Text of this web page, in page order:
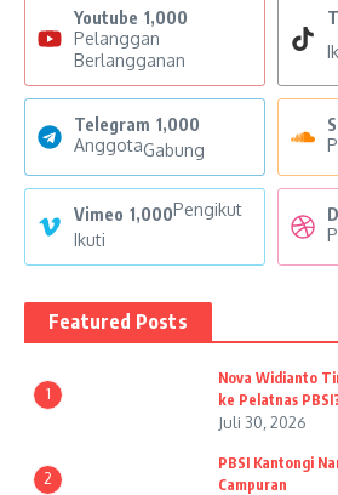
Youtube 1,000
Pelanggan
Berlangganan
Telegram 1,000
AnggotaGabung
Vimeo 1,000Pengikut
Ikuti
Featured Posts
1
Nova Widianto
ke Pelatnas
Juli 30, 2026
2
PBSI Kantongi
Campuran